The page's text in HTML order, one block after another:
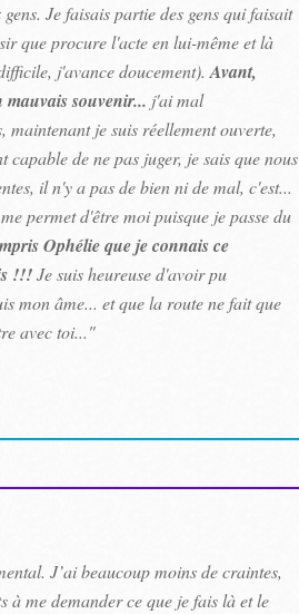
Je faisais partie des gens qui faisait
que procure l'acte en lui-même et là
j'avance doucement). Avant,
souvenir... j'ai mal
maintenant je suis réellement ouverte,
de ne pas juger, je sais que nous
il n'y a pas de bien ni de mal, c'est...
permet d'être moi puisque je passe du
Ophélie que je connais ce
!!!Je suis heureuse d'avoir pu
mon âme... et que la route ne fait que
avec toi..."
J’ai beaucoup moins de craintes,
à me demander ce que je fais là et le